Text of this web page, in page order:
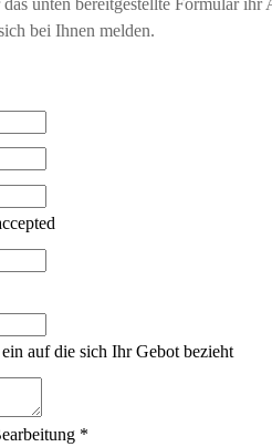
unten bereitgestellte Formular ihr
bei Ihnen melden.
auf die sich Ihr Gebot bezieht
*